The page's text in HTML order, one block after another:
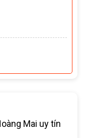
Mai uy tín